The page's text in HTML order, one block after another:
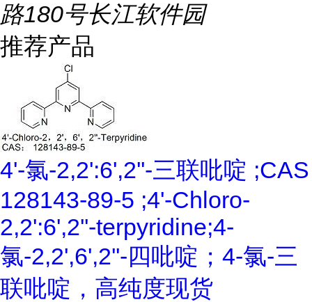
路180号长江软件园
推荐产品
4'-氯-2,2':6',2''-三联吡啶 ;CAS
128143-89-5 ;4'-Chloro-
2,2':6',2''-terpyridine;4-
氯-2,2',6',2''-四吡啶；4-氯-三
联吡啶，高纯度现货